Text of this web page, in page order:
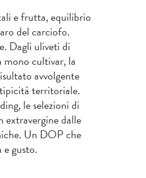
e frutta, equilibrio
del carciofo.
Dagli uliveti di
cultivar, la
avvolgente
territoriale.
le selezioni di
extravergine dalle
Un DOP che
gusto.